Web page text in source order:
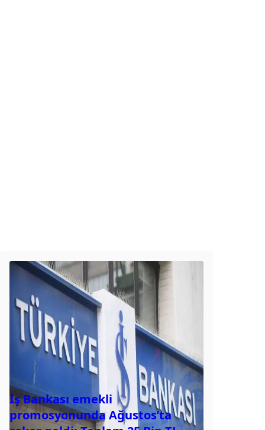
İş Bankası emekli
promosyonunda Ağustos’ta